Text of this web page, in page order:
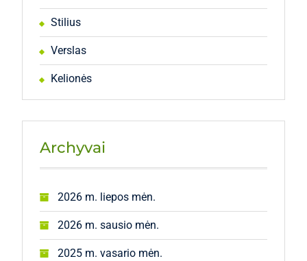
Stilius
Verslas
Kelionės
Archyvai
2026 m. liepos mėn.
2026 m. sausio mėn.
2025 m. vasario mėn.